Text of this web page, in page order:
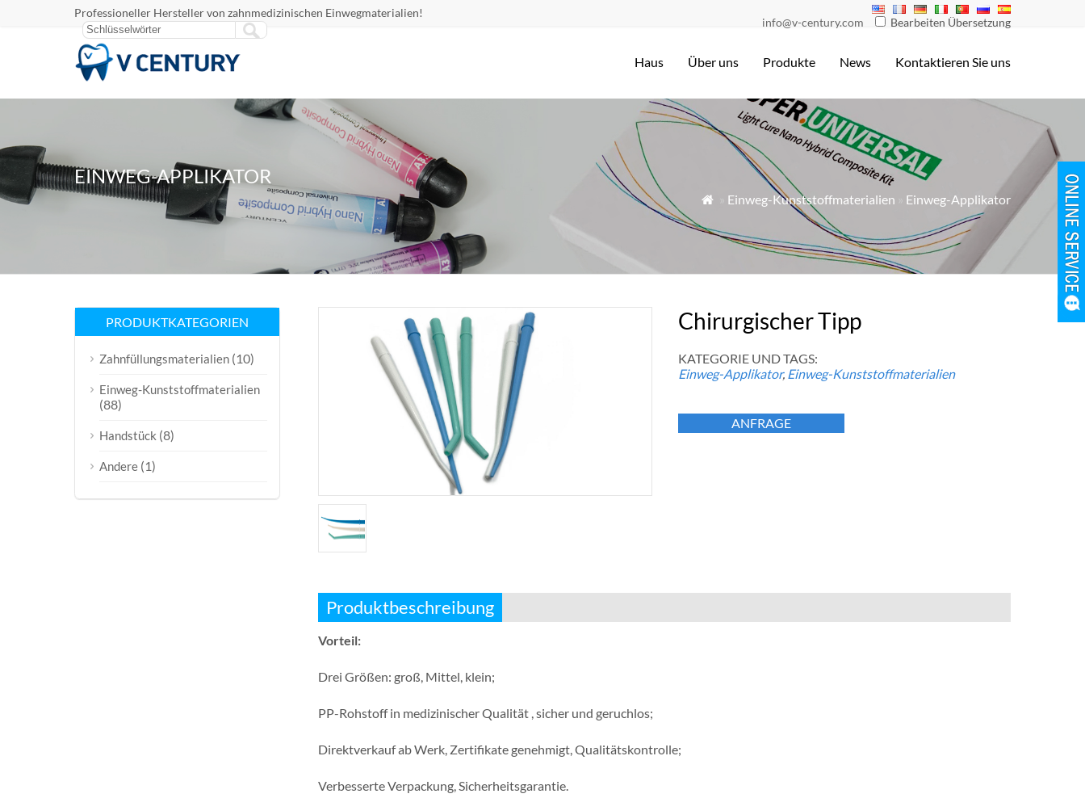
Professioneller Hersteller von zahnmedizinischen Einwegmaterialien!
info@v-century.com Bearbeiten Übersetzung
Haus Über uns Produkte News Kontaktieren Sie uns
EINWEG-APPLIKATOR
 Einweg-Kunststoffmaterialien Einweg-Applikator
Chirurgischer Tipp
KATEGORIE UND TAGS:
Einweg-Applikator, Einweg-Kunststoffmaterialien
ANFRAGE
Produktbeschreibung
Vorteil:
Drei Größen: groß, Mittel, klein;
PP-Rohstoff in medizinischer Qualität , sicher und geruchlos;
Direktverkauf ab Werk, Zertifikate genehmigt, Qualitätskontrolle;
Verbesserte Verpackung, Sicherheitsgarantie.
PRODUKTKATEGORIEN
Zahnfüllungsmaterialien (10)
Einweg-Kunststoffmaterialien
(88)
Handstück (8)
Andere (1)